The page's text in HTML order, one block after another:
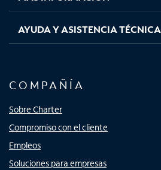
AYUDA Y ASISTENCIA TÉCNICA
COMPAÑÍA
Sobre Charter
Compromiso con el cliente
Empleos
Soluciones para empresas